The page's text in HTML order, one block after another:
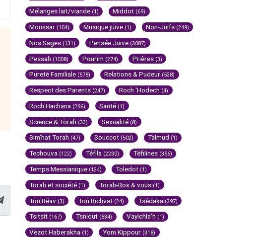
Mélanges lait/viande (1) Middot (69)
Moussar (154) Musique juive (1) Non-Juifs (249)
Nos Sages (131) Pensée Juive (3087)
Pessah (1508) Pourim (274) Prières (3)
Pureté Familiale (578) Relations & Pudeur (528)
Respect des Parents (247) Roch 'Hodech (4)
Roch Hachana (296) Santé (1)
Science & Torah (33) Sexualité (8)
Sim'hat Torah (47) Souccot (502) Talmud (1)
Techouva (122) Téfila (2230) Téfilines (356)
Temps Messianique (124) Toledot (1)
Torah et société (1) Torah-Box & vous (1)
Tou Béav (3) Tou Bichvat (24) Tsédaka (397)
Tsitsit (167) Tsniout (634) Vayichla'h (1)
Vézot Haberakha (1) Yom Kippour (318)